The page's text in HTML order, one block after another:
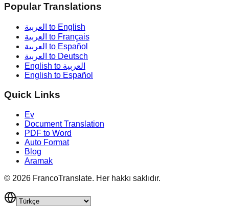
Popular Translations
العربية to English
العربية to Français
العربية to Español
العربية to Deutsch
English to العربية
English to Español
Quick Links
Ev
Document Translation
PDF to Word
Auto Format
Blog
Aramak
© 2026 FrancoTranslate. Her hakkı saklıdır.